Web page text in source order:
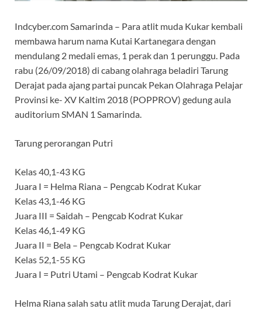
Indcyber.com Samarinda – Para atlit muda Kukar kembali
membawa harum nama Kutai Kartanegara dengan
mendulang 2 medali emas, 1 perak dan 1 perunggu. Pada
rabu (26/09/2018) di cabang olahraga beladiri Tarung
Derajat pada ajang partai puncak Pekan Olahraga Pelajar
Provinsi ke- XV Kaltim 2018 (POPPROV) gedung aula
auditorium SMAN 1 Samarinda.
Tarung perorangan Putri
Kelas 40,1-43 KG
Juara I = Helma Riana – Pengcab Kodrat Kukar
Kelas 43,1-46 KG
Juara III = Saidah – Pengcab Kodrat Kukar
Kelas 46,1-49 KG
Juara II = Bela – Pengcab Kodrat Kukar
Kelas 52,1-55 KG
Juara I = Putri Utami – Pengcab Kodrat Kukar
Helma Riana salah satu atlit muda Tarung Derajat, dari